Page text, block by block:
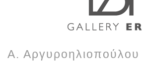
Α. Αργυροηλιοπούλου